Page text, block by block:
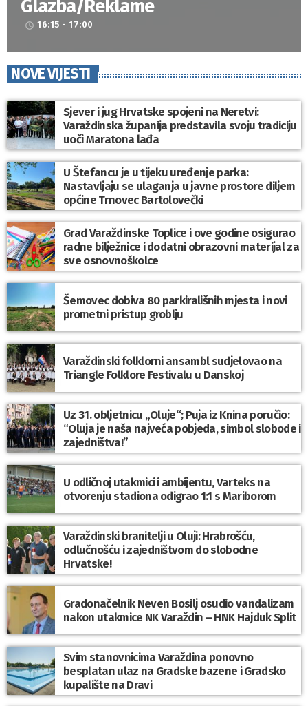
Glazba/Reklame
access_time 16:15 - 17:00
NOVE VIJESTI
Sjever i jug Hrvatske spojeni na Neretvi:
Varaždinska županija predstavila svoju tradiciju
uoči Maratona lađa
U Štefancu je u tijeku uređenje parka:
Nastavljaju se ulaganja u javne prostore diljem
općine Trnovec Bartolovečki
Grad Varaždinske Toplice i ove godine osigurao
radne bilježnice i dodatni obrazovni materijal za
sve osnovnoškolce
Šemovec dobiva 80 parkirališnih mjesta i novi
prometni pristup groblju
Varaždinski folklorni ansambl sudjelovao na
Triangle Folklore Festivalu u Danskoj
Uz 31. obljetnicu „Oluje“; Puja iz Knina poručio:
“Oluja je naša najveća pobjeda, simbol slobode i
zajedništva!”
U odličnoj utakmici i ambijentu, Varteks na
otvorenju stadiona odigrao 1:1 s Mariborom
Varaždinski branitelji u Oluji: Hrabrošću,
odlučnošću i zajedništvom do slobodne
Hrvatske!
Gradonačelnik Neven Bosilj osudio vandalizam
nakon utakmice NK Varaždin – HNK Hajduk Split
Svim stanovnicima Varaždina ponovno
besplatan ulaz na Gradske bazene i Gradsko
kupalište na Dravi